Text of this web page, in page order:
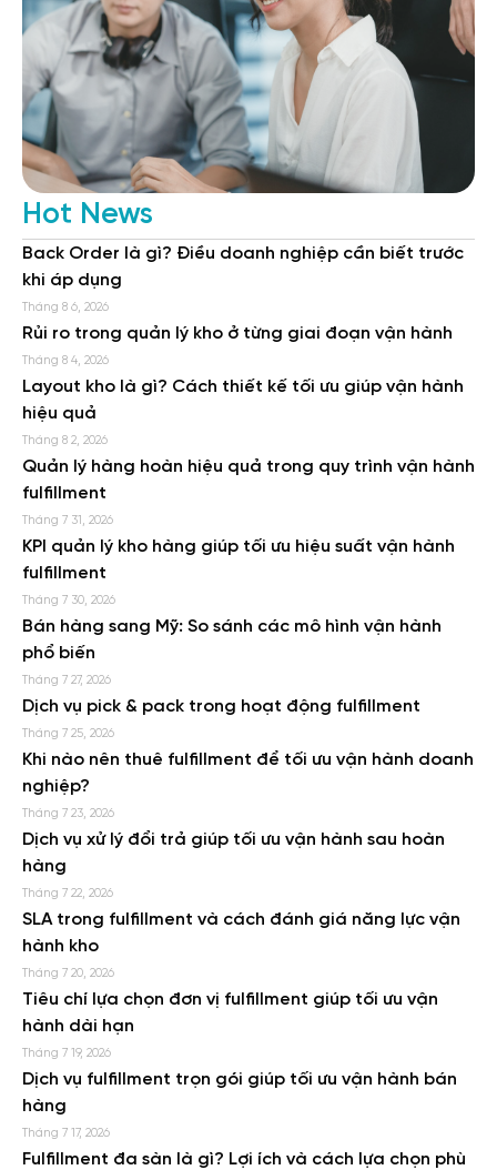
Hot News
Back Order là gì? Điều doanh nghiệp cần biết trước
khi áp dụng
Tháng 8 6, 2026
Rủi ro trong quản lý kho ở từng giai đoạn vận hành
Tháng 8 4, 2026
Layout kho là gì? Cách thiết kế tối ưu giúp vận hành
hiệu quả
Tháng 8 2, 2026
Quản lý hàng hoàn hiệu quả trong quy trình vận hành
fulfillment
Tháng 7 31, 2026
KPI quản lý kho hàng giúp tối ưu hiệu suất vận hành
fulfillment
Tháng 7 30, 2026
Bán hàng sang Mỹ: So sánh các mô hình vận hành
phổ biến
Tháng 7 27, 2026
Dịch vụ pick & pack trong hoạt động fulfillment
Tháng 7 25, 2026
Khi nào nên thuê fulfillment để tối ưu vận hành doanh
nghiệp?
Tháng 7 23, 2026
Dịch vụ xử lý đổi trả giúp tối ưu vận hành sau hoàn
hàng
Tháng 7 22, 2026
SLA trong fulfillment và cách đánh giá năng lực vận
hành kho
Tháng 7 20, 2026
Tiêu chí lựa chọn đơn vị fulfillment giúp tối ưu vận
hành dài hạn
Tháng 7 19, 2026
Dịch vụ fulfillment trọn gói giúp tối ưu vận hành bán
hàng
Tháng 7 17, 2026
Fulfillment đa sàn là gì? Lợi ích và cách lựa chọn phù